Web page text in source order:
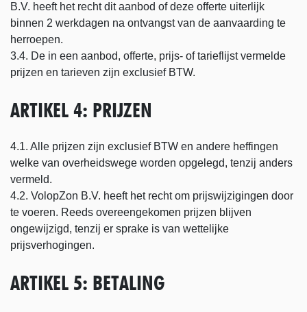
B.V. heeft het recht dit aanbod of deze offerte uiterlijk
binnen 2 werkdagen na ontvangst van de aanvaarding te
herroepen.
3.4. De in een aanbod, offerte, prijs- of tarieflijst vermelde
prijzen en tarieven zijn exclusief BTW.
ARTIKEL 4: PRIJZEN
4.1. Alle prijzen zijn exclusief BTW en andere heffingen
welke van overheidswege worden opgelegd, tenzij anders
vermeld.
4.2. VolopZon B.V. heeft het recht om prijswijzigingen door
te voeren. Reeds overeengekomen prijzen blijven
ongewijzigd, tenzij er sprake is van wettelijke
prijsverhogingen.
ARTIKEL 5: BETALING